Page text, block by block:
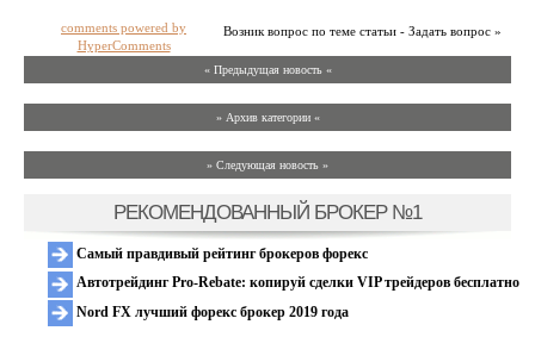
Возник вопрос по теме статьи - Задать вопрос »
comments powered by
HyperComments
« Предыдущая новость «
» Архив категории «
» Следующая новость »
РЕКОМЕНДОВАННЫЙ БРОКЕР №1
Самый правдивый рейтинг брокеров форекс
Автотрейдинг Pro-Rebate: копируй сделки VIP трейдеров бесплатно
Nord FX лучший форекс брокер 2019 года